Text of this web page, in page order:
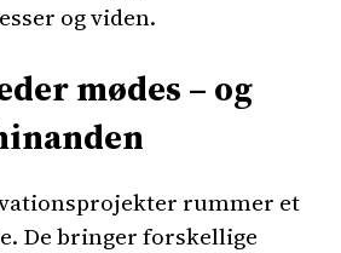
og viden.
mødes – og
rummer et
De bringer forskellige